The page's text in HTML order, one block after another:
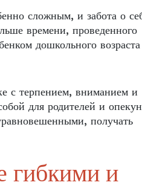
сложным, и забота о
времени, проведенного
дошкольного возраста
с терпением, вниманием и
для родителей и
получать
гибкими и